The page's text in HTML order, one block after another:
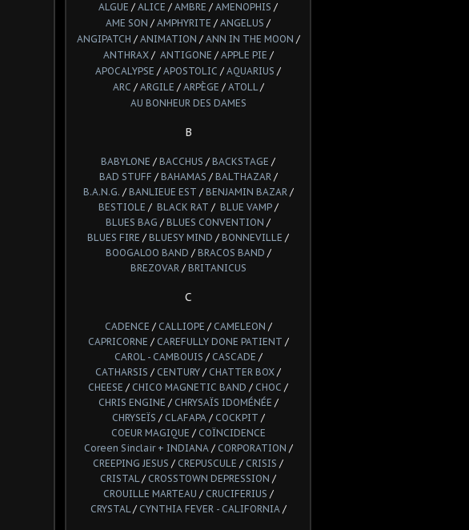
ALGUE / ALICE / AMBRE / AMENOPHIS /
AME SON / AMPHYRITE / ANGELUS /
ANGIPATCH / ANIMATION / ANN IN THE MOON /
ANTHRAX/ ANTIGONE / APPLE PIE /
APOCALYPSE / APOSTOLIC / AQUARIUS /
ARC / ARGILE / ARPÈGE / ATOLL/
AU BONHEUR DES DAMES
B
BABYLONE / BACCHUS / BACKSTAGE /
BAD STUFF / BAHAMAS / BALTHAZAR/
B.A.N.G. / BANLIEUE EST / BENJAMIN BAZAR/
BESTIOLE / BLACK RAT / BLUE VAMP/
BLUES BAG / BLUES CONVENTION /
BLUES FIRE / BLUESY MIND / BONNEVILLE /
BOOGALOO BAND / BRACOS BAND /
BREZOVAR/ BRITANICUS
C
CADENCE / CALLIOPE / CAMELEON /
CAPRICORNE / CAREFULLY DONE PATIENT /
CAROL - CAMBOUIS / CASCADE /
CATHARSIS / CENTURY / CHATTER BOX /
CHEESE / CHICO MAGNETIC BAND / CHOC /
CHRIS ENGINE / CHRYSAÏS IDOMÉNÉE /
CHRYSEÏS / CLAFAPA/ COCKPIT /
COEUR MAGIQUE / COÏNCIDENCE
Coreen Sinclair + INDIANA/ CORPORATION /
CREEPING JESUS / CREPUSCULE / CRISIS /
CRISTAL/ CROSSTOWN DEPRESSION /
CROUILLE MARTEAU / CRUCIFERIUS /
CRYSTAL/ CYNTHIA FEVER - CALIFORNIA/